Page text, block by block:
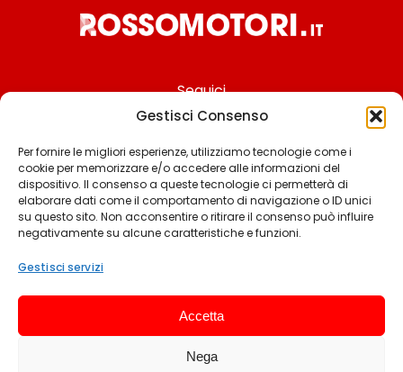
Gestisci Consenso
Per fornire le migliori esperienze, utilizziamo tecnologie come i
cookie per memorizzare e/o accedere alle informazioni del
dispositivo. Il consenso a queste tecnologie ci permetterà di
elaborare dati come il comportamento di navigazione o ID unici
su questo sito. Non acconsentire o ritirare il consenso può influire
negativamente su alcune caratteristiche e funzioni.
Gestisci servizi
Accetta
Nega
Seguici
Chi siamo
Contattaci
Termini & Condizioni
Privacy policy